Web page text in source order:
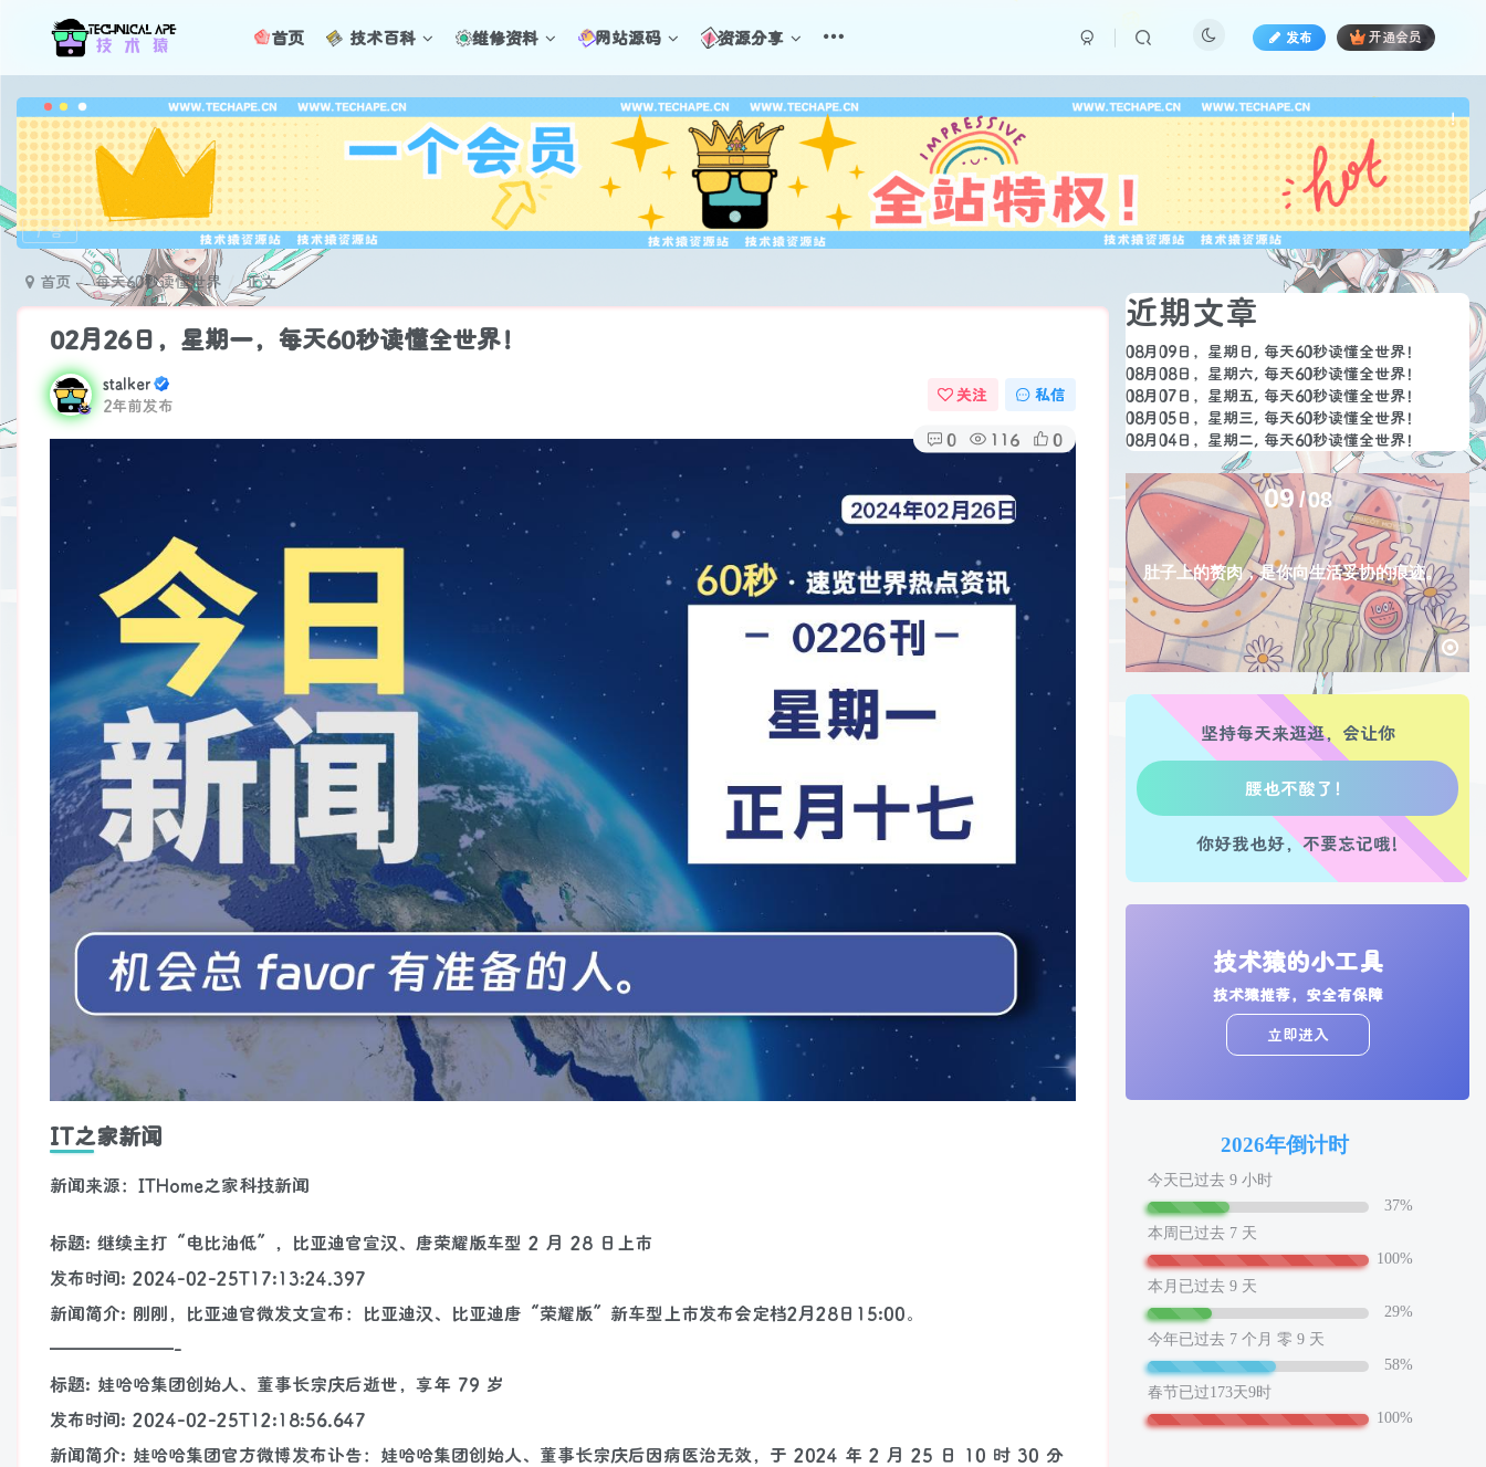
首页 技术百科 维修资料 网站源码 资源分享 发布 开通会员
!
广告
首页 每天60秒读懂世界 正文
02月26日，星期一，每天60秒读懂全世界！
stalker
2年前发布
关注 私信
0 116 0
IT之家新闻
新闻来源：ITHome之家科技新闻
标题: 继续主打“电比油低”，比亚迪官宣汉、唐荣耀版车型 2 月 28 日上市
发布时间: 2024-02-25T17:13:24.397
新闻简介: 刚刚，比亚迪官微发文宣布：比亚迪汉、比亚迪唐“荣耀版”新车型上市发布会定档2月28日15:00。
———————-
标题: 娃哈哈集团创始人、董事长宗庆后逝世，享年 79 岁
发布时间: 2024-02-25T12:18:56.647
新闻简介: 娃哈哈集团官方微博发布讣告：娃哈哈集团创始人、董事长宗庆后因病医治无效，于 2024 年 2 月 25 日 10 时 30 分
近期文章
08月09日，星期日, 每天60秒读懂全世界！
08月08日，星期六, 每天60秒读懂全世界！
08月07日，星期五, 每天60秒读懂全世界！
08月05日，星期三, 每天60秒读懂全世界！
08月04日，星期二, 每天60秒读懂全世界！
09 08
肚子上的赘肉，是你向生活妥协的痕迹。
坚持每天来逛逛，会让你
生活也美好了！
心情也舒畅了！
走路也有劲了！
腿也不痛了！
腰也不酸了！
工作也轻松了！
你好我也好，不要忘记哦!
技术猿的小工具
技术猿推荐，安全有保障
立即进入